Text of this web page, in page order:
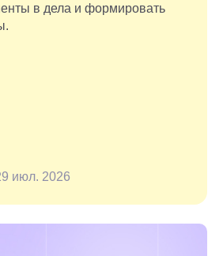
в дела и формировать
июл. 2026